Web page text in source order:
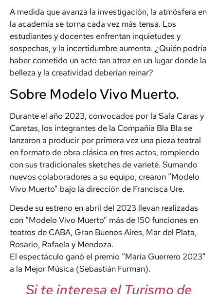
A medida que avanza la investigación, la atmósfera en
la academia se torna cada vez más tensa. Los
estudiantes y docentes enfrentan inquietudes y
sospechas, y la incertidumbre aumenta. ¿Quién podría
haber cometido un acto tan atroz en un lugar donde la
belleza y la creatividad deberían reinar?
Sobre Modelo Vivo Muerto.
Durante el año 2023, convocados por la Sala Caras y
Caretas, los integrantes de la Compañía Bla Bla se
lanzaron a producir por primera vez una pieza teatral
en formato de obra clásica en tres actos, rompiendo
con sus tradicionales sketches de varieté. Sumando
nuevos colaboradores a su equipo, crearon “Modelo
Vivo Muerto” bajo la dirección de Francisca Ure.
Desde su estreno en abril del 2023 llevan realizadas
con “Modelo Vivo Muerto” más de 150 funciones en
teatros de CABA, Gran Buenos Aires, Mar del Plata,
Rosario, Rafaela y Mendoza.
El espectáculo ganó el premio “María Guerrero 2023”
a la Mejor Música (Sebastián Furman).
Si te interesa el Turismo de